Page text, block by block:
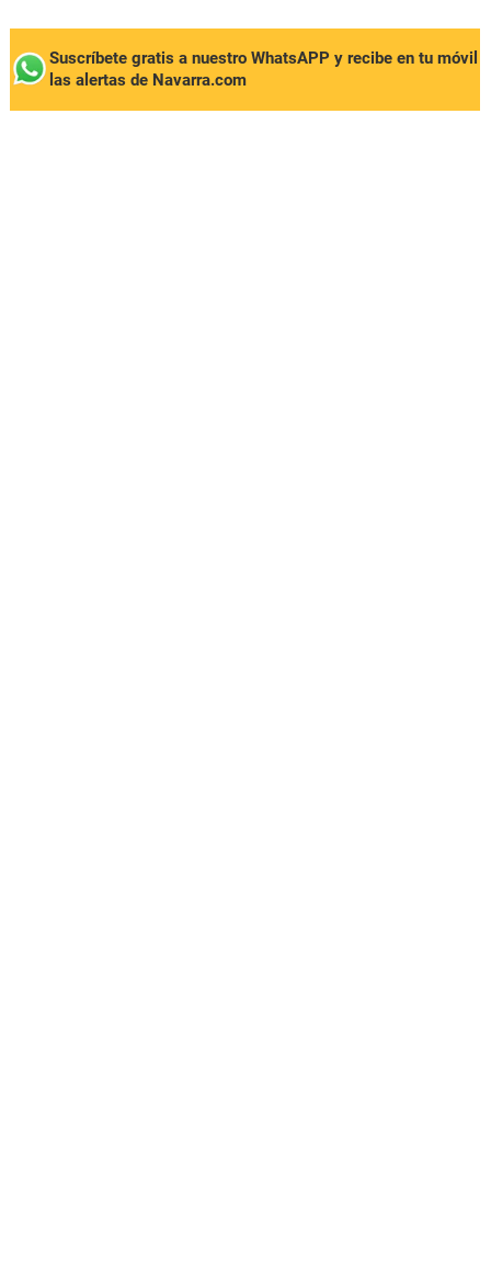
Suscríbete gratis a nuestro WhatsAPP y recibe en tu móvil
las alertas de Navarra.com